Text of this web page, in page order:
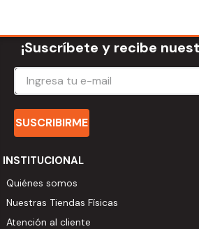
¡Suscríbete y recibe
SUSCRIBIRME
INSTITUCIONAL
Quiénes somos
Nuestras Tiendas Físicas
Atención al cliente